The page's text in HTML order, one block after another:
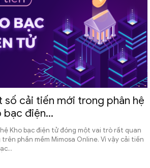
số cải tiến mới trong phân hệ
bạc điện...
Kho bạc điện tử đóng một vai trò rất quan
phần mềm Mimosa Online. Vì vậy cải tiến